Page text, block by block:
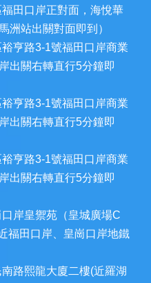
田口岸正對面，海悅華
洲站出關對面即到）
亨路3-1號福田口岸商業
出關右轉直行5分鐘即
亨路3-1號福田口岸商業
出關右轉直行5分鐘即
亨路3-1號福田口岸商業
出關右轉直行5分鐘即
岸皇禦苑（皇城廣場C
福田口岸、皇崗口岸地鐵
路熙龍大廈二樓(近羅湖